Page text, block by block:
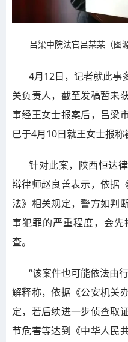
吕梁中院法官吕某某（图
4月12日，记者就此事
关负责人，截至发稿暂未
事经王女士报案后，吕梁
已于4月10日就王女士报称
针对此案，陕西恒达
辩律师赵良善表示，依据
法》相关规定，警方如判
事犯罪的严重程度，会
查。
“该案件也可能依法由
解释称，依据《公安机关
定，若后续进一步侦查取
节危害等达到《中华人民